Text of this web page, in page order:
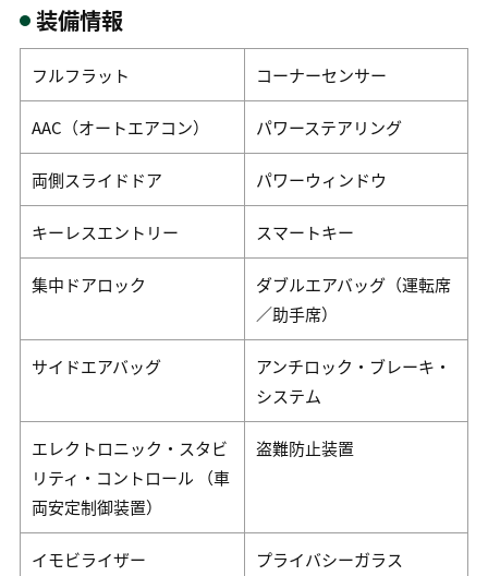
装備情報
フルフラット コーナーセンサー
AAC（オートエアコン） パワーステアリング
両側スライドドア パワーウィンドウ
キーレスエントリー スマートキー
集中ドアロック
ダブルエアバッグ（運転席
／助手席）
サイドエアバッグ
アンチロック・ブレーキ・
システム
エレクトロニック・スタビ
リティ・コントロール （車
両安定制御装置）
盗難防止装置
イモビライザー プライバシーガラス